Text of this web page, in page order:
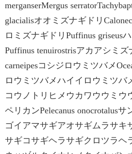
merganserMergus
glacialisオオミズナギドリ
ロミズナギドリPuffinus griseus
Puffinus tenuirostrisアカアシミ
carneipesコシジロウミツバメ
ロウミツバメハイイロウミツバ
コウノトリヒメウカワウウミウ
ペリカンPelecanus onocrotalus
ゴイアマサギアオサギムラサキ
サギコサギヘラサギクロツラヘ